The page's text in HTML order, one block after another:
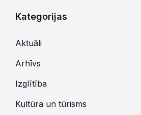
Kategorijas
Aktuāli
Arhīvs
Izglītība
Kultūra un tūrisms